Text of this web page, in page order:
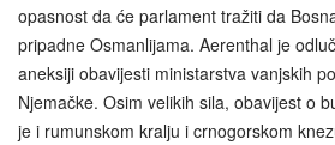
opasnost da će parlament tražiti da
pripadne Osmanlijama. Aerenthal je
aneksiji obavijesti ministarstva vanjskih
Njemačke. Osim velikih sila, obavijest o
je i rumunskom kralju i crnogorskom